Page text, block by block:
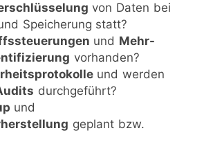
von Daten bei
Speicherung statt?
und Mehr-
vorhanden?
und werden
durchgeführt?
und
geplant bzw.